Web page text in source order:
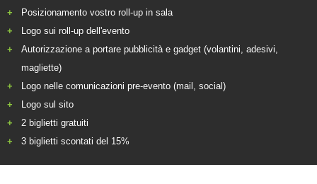
Posizionamento vostro roll-up in sala
Logo sui roll-up dell'evento
Autorizzazione a portare pubblicità e gadget (volantini, adesivi,
magliette)
Logo nelle comunicazioni pre-evento (mail, social)
Logo sul sito
2 biglietti gratuiti
3 biglietti scontati del 15%